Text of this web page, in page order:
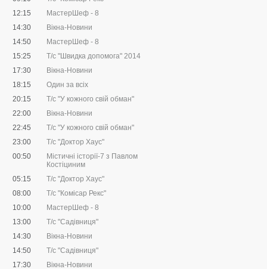
12:15
МастерШеф - 8
14:30
Вікна-Новини
14:50
МастерШеф - 8
15:25
Т/с "Швидка допомога" 2014
17:30
Вікна-Новини
18:15
Один за всіх
20:15
Т/с "У кожного свій обман"
22:00
Вікна-Новини
22:45
Т/с "У кожного свій обман"
23:00
Т/с "Доктор Хаус"
00:50
Містичні історії-7 з Павлом
Костіциним
05:15
Т/с "Доктор Хаус"
08:00
Т/с "Комісар Рекс"
10:00
МастерШеф - 8
13:00
Т/с "Садівниця"
14:30
Вікна-Новини
14:50
Т/с "Садівниця"
17:30
Вікна-Новини